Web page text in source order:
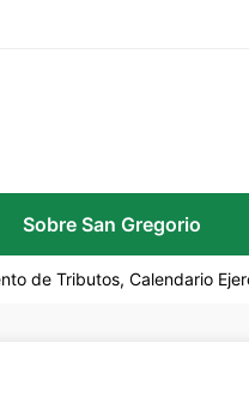
Sobre San Gregorio
de Tributos, Calendario